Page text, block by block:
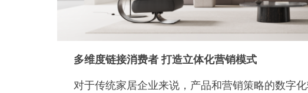
多维度链接消费者 打造立体化营销模式
对于传统家居企业来说，产品和营销策略的数字